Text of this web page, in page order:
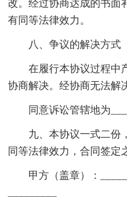
改。经过协商达成的书面
有同等法律效力。
八、争议的解决方式
在履行本协议过程中
协商解决。经协商无法解
同意诉讼管辖地为
九、本协议一式二份
同等法律效力，合同签定
甲方（盖章）：